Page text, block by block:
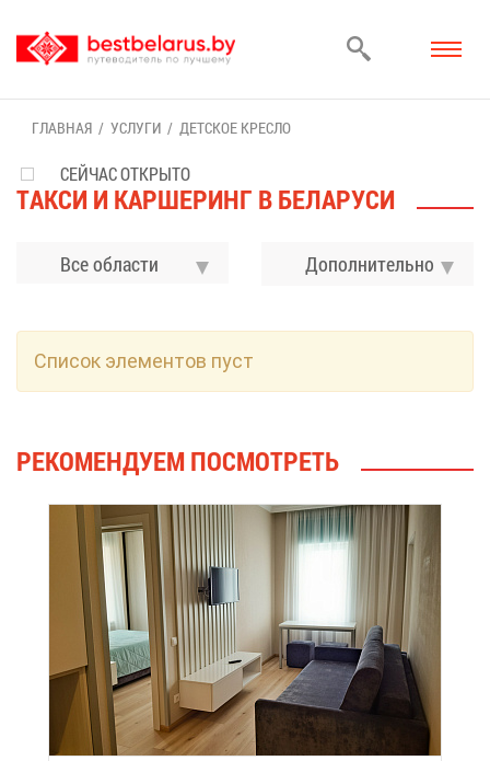
ГЛАВ­НАЯ УСЛУ­ГИ ДЕТ­СКОЕ КРЕС­ЛО
ТАК­СИ И КАР­ШЕ­РИНГ В БЕ­ЛА­РУ­СИ
Все области До­пол­ни­тель­но
СЕЙЧАС ОТКРЫТО
Спи­сок эле­мен­тов пуст
РЕ­КО­МЕН­ДУ­ЕМ ПО­СМОТ­РЕТЬ